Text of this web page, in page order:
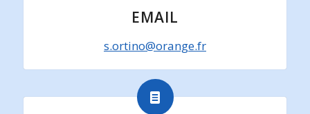
EMAIL
s.ortino@orange.fr